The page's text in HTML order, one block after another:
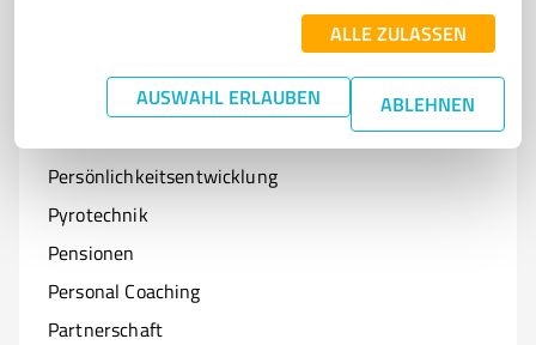
ALLE ZULASSEN
AUSWAHL ERLAUBEN ABLEHNEN
Branchen mit P
Persönlichkeitsentwicklung
Pyrotechnik
Pensionen
Personal Coaching
Partnerschaft